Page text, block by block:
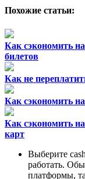
Похожие статьи:
Как сэкономить
билетов
Как не
Как сэкономить
Как сэкономить
карт
Выберите
работать.
платформы,